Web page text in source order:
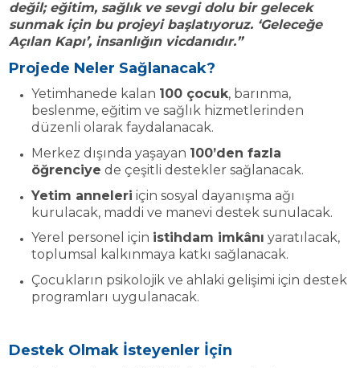
değil; eğitim, sağlık ve sevgi dolu bir gelecek
sunmak için bu projeyi başlatıyoruz. ‘Geleceğe
Açılan Kapı’, insanlığın vicdanıdır.”
Projede Neler Sağlanacak?
Yetimhanede kalan 100 çocuk, barınma,
beslenme, eğitim ve sağlık hizmetlerinden
düzenli olarak faydalanacak.
Merkez dışında yaşayan 100’den fazla
öğrenciye de çeşitli destekler sağlanacak.
Yetim anneleri için sosyal dayanışma ağı
kurulacak, maddi ve manevi destek sunulacak.
Yerel personel için istihdam imkânı yaratılacak,
toplumsal kalkınmaya katkı sağlanacak.
Çocukların psikolojik ve ahlaki gelişimi için destek
programları uygulanacak.
Destek Olmak İsteyenler İçin